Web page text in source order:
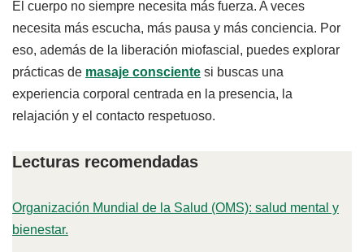
El cuerpo no siempre necesita más fuerza. A veces
necesita más escucha, más pausa y más conciencia. Por
eso, además de la liberación miofascial, puedes explorar
prácticas de masaje consciente si buscas una
experiencia corporal centrada en la presencia, la
relajación y el contacto respetuoso.
Lecturas recomendadas
Organización Mundial de la Salud (OMS): salud mental y
bienestar.